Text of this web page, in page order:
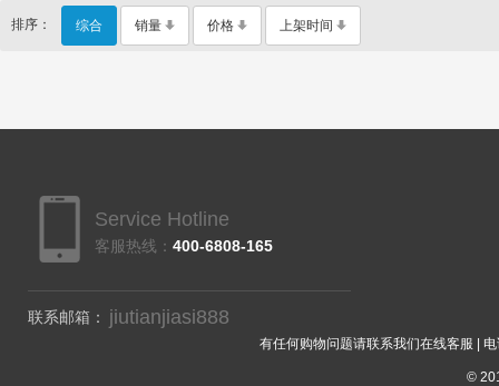
排序： 综合 销量 价格 上架时间
Service Hotline
客服热线： 400-6808-165
联系邮箱： jiutianjiasi888
有任何购物问题请联系我们在线客服 |
©